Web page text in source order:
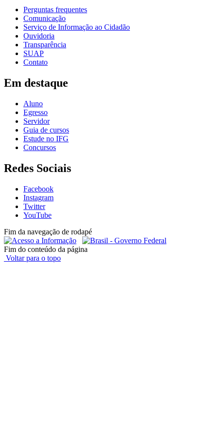
Perguntas frequentes
Comunicação
Serviço de Informação ao Cidadão
Ouvidoria
Transparência
SUAP
Contato
Em destaque
Aluno
Egresso
Servidor
Guia de cursos
Estude no IFG
Concursos
Redes Sociais
Facebook
Instagram
Twitter
YouTube
Fim da navegação de rodapé
Fim do conteúdo da página
Voltar para o topo